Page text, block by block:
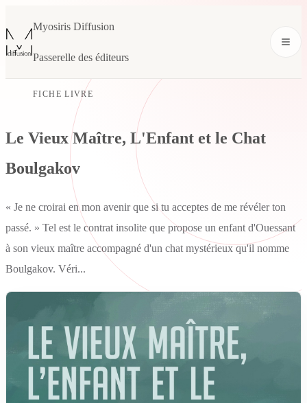
Myosiris Diffusion
Passerelle des éditeurs
FICHE LIVRE
Le Vieux Maître, L'Enfant et le Chat
Boulgakov
« Je ne croirai en mon avenir que si tu acceptes de me révéler ton
passé. » Tel est le contrat insolite que propose un enfant d'Ouessant
à son vieux maître accompagné d'un chat mystérieux qu'il nomme
Boulgakov. Véri...